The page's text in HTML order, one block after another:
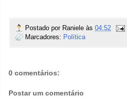
Postado por Raniele às 04:52
Marcadores: Política
0 comentários:
Postar um comentário